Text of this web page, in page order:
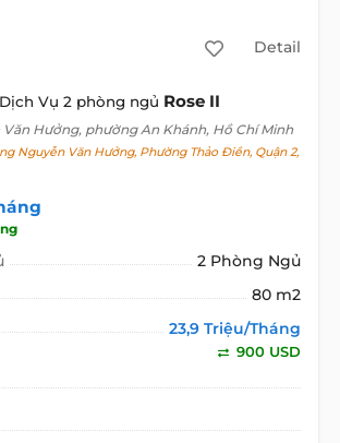
Detail
Vụ 2 phòng ngủ Rose II
Hưởng, phường An Khánh, Hồ Chí Minh
Nguyễn Văn Hưởng, Phường Thảo Điền, Quận 2,
2 Phòng Ngủ
80 m2
23,9 Triệu/Tháng
900 USD